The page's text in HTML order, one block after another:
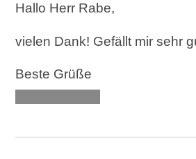
Hallo Herr Rabe,
vielen Dank! Gefällt mir sehr
Beste Grüße